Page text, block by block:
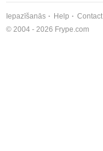
Iepazīšanās Help Contact
© 2004 - 2026 Frype.com